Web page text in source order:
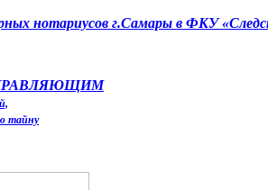
нотариусов г.Самары в ФКУ
тайну